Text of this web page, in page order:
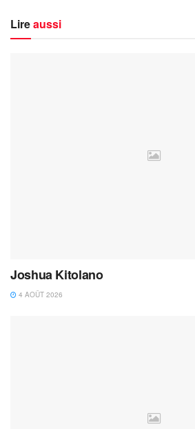
Lireaussi
Joshua Kitolano
4 AOÛT 2026